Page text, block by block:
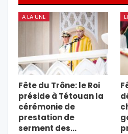
A LA UNE
Fête du Trône: le Roi
préside à Tétouan la
cérémonie de
prestation de
serment des…